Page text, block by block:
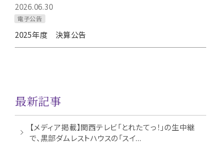
2026.06.30
電子公告
2025年度 決算公告
最新記事
【メディア掲載】関西テレビ「とれたてっ！」の生中継
で、黒部ダムレストハウスの「スイ...